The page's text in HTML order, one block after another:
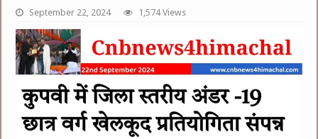
September 22, 2024 1,574 Views